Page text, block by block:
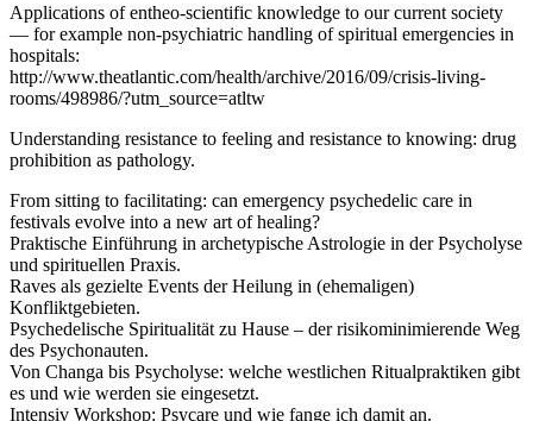
Applications of entheo-scientific knowledge to our current society
— for example non-psychiatric handling of spiritual emergencies in
hospitals:
http://www.theatlantic.com/health/archive/2016/09/crisis-living-
rooms/498986/?utm_source=atltw
Understanding resistance to feeling and resistance to knowing: drug
prohibition as pathology.
From sitting to facilitating: can emergency psychedelic care in
festivals evolve into a new art of healing?
Praktische Einführung in archetypische Astrologie in der Psycholyse
und spirituellen Praxis.
Raves als gezielte Events der Heilung in (ehemaligen)
Konfliktgebieten.
Psychedelische Spiritualität zu Hause – der risikominimierende Weg
des Psychonauten.
Von Changa bis Psycholyse: welche westlichen Ritualpraktiken gibt
es und wie werden sie eingesetzt.
Intensiv Workshop: Psycare und wie fange ich damit an.